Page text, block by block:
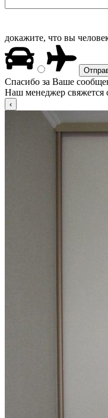
докажите, что вы
Спасибо за Ваше
Наш менеджер